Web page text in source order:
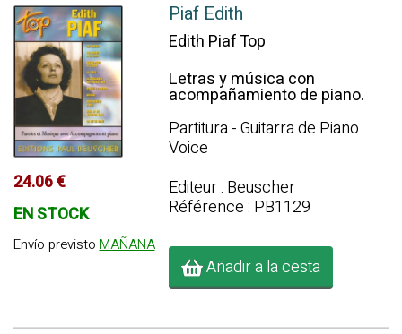
24.06 €
EN STOCK
Envío previstoMAÑANA
Piaf Edith
Edith Piaf Top
Letras y música con
acompañamiento de piano.
Partitura - Guitarra de Piano
Voice
Editeur : Beuscher
Référence : PB1129
Añadir a la cesta